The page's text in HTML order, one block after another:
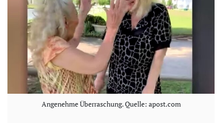
Angenehme Überraschung. Quelle: apost.com